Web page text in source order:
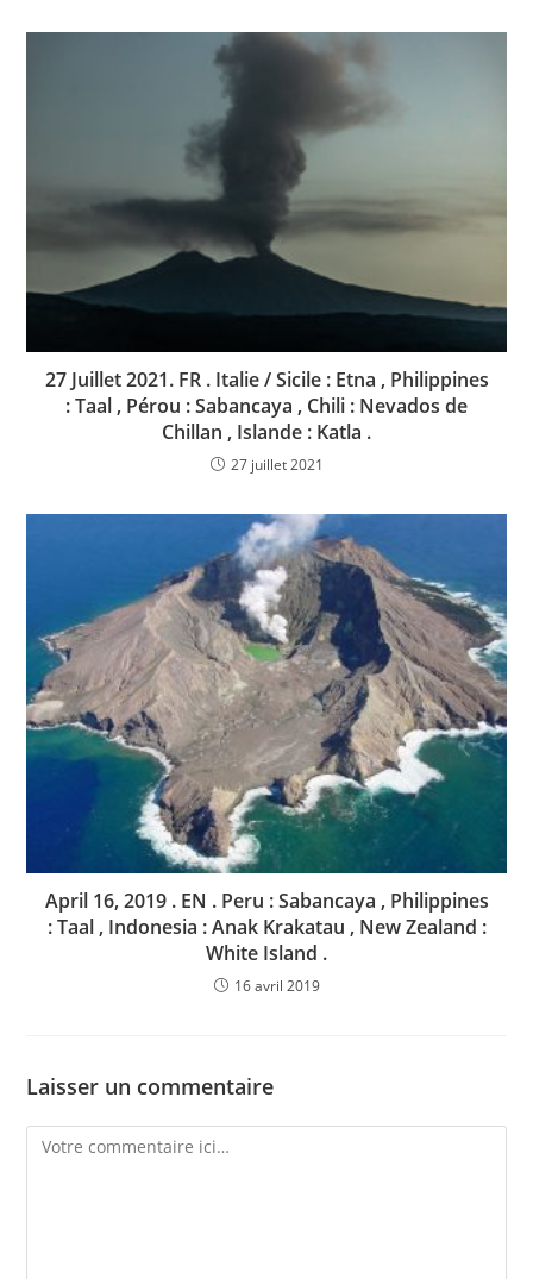
27 Juillet 2021. FR . Italie / Sicile : Etna , Philippines
: Taal , Pérou : Sabancaya , Chili : Nevados de
Chillan , Islande : Katla .
27 juillet 2021
April 16, 2019 . EN . Peru : Sabancaya , Philippines
: Taal , Indonesia : Anak Krakatau , New Zealand :
White Island .
16 avril 2019
Laisser un commentaire
Comment